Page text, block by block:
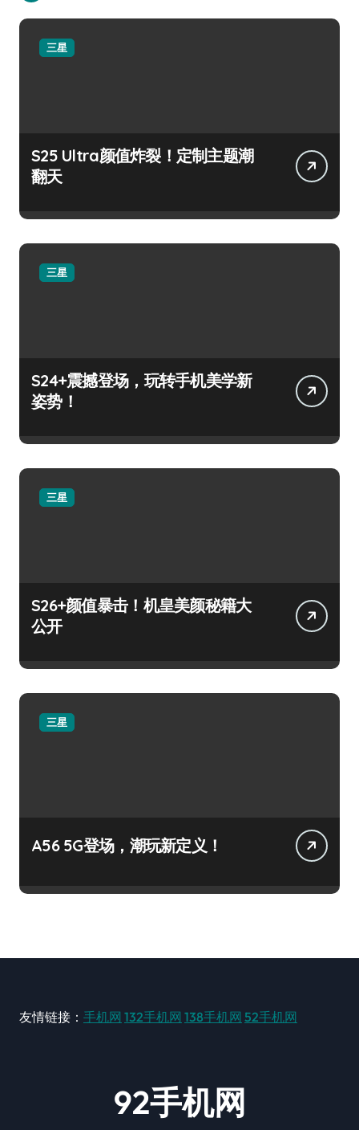
三星
S25 Ultra颜值炸裂！定制主题潮
翻天
三星
S24+震撼登场，玩转手机美学新
姿势！
三星
S26+颜值暴击！机皇美颜秘籍大
公开
三星
A56 5G登场，潮玩新定义！
友情链接： 手机网 132手机网 138手机网 52手机网
92手机网